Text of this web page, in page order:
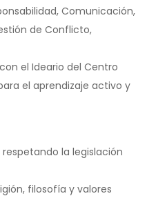
Comunicación,
de Conflicto,
el Ideario del Centro
el aprendizaje activo y
la legislación
filosofía y valores